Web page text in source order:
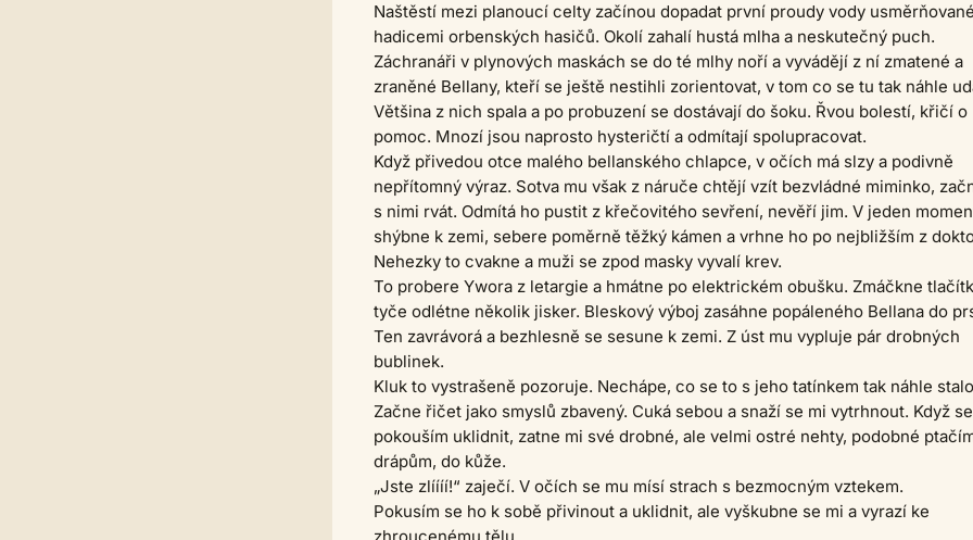
Naštěstí mezi planoucí celty začínou dopadat první proudy vody usměrňované
hadicemi orbenských hasičů. Okolí zahalí hustá mlha a neskutečný puch.
Záchranáři v plynových maskách se do té mlhy noří a vyvádějí z ní zmatené a
zraněné Bellany, kteří se ještě nestihli zorientovat, v tom co se tu tak náhle
Většina z nich spala a po probuzení se dostávají do šoku. Řvou bolestí, křičí o
pomoc. Mnozí jsou naprosto hysteričtí a odmítají spolupracovat.
Když přivedou otce malého bellanského chlapce, v očích má slzy a podivně
nepřítomný výraz. Sotva mu však z náruče chtějí vzít bezvládné miminko,
s nimi rvát. Odmítá ho pustit z křečovitého sevření, nevěří jim. V jeden
shýbne k zemi, sebere poměrně těžký kámen a vrhne ho po nejbližším z
Nehezky to cvakne a muži se zpod masky vyvalí krev.
To probere Ywora z letargie a hmátne po elektrickém obušku. Zmáčkne
tyče odlétne několik jisker. Bleskový výboj zasáhne popáleného Bellana do
Ten zavrávorá a bezhlesně se sesune k zemi. Z úst mu vypluje pár drobných
bublinek.
Kluk to vystrašeně pozoruje. Nechápe, co se to s jeho tatínkem tak náhle
Začne řičet jako smyslů zbavený. Cuká sebou a snaží se mi vytrhnout. Když
pokouším uklidnit, zatne mi své drobné, ale velmi ostré nehty, podobné
drápům, do kůže.
„Jste zlíííí!“ zaječí. V očích se mu mísí strach s bezmocným vztekem.
Pokusím se ho k sobě přivinout a uklidnit, ale vyškubne se mi a vyrazí ke